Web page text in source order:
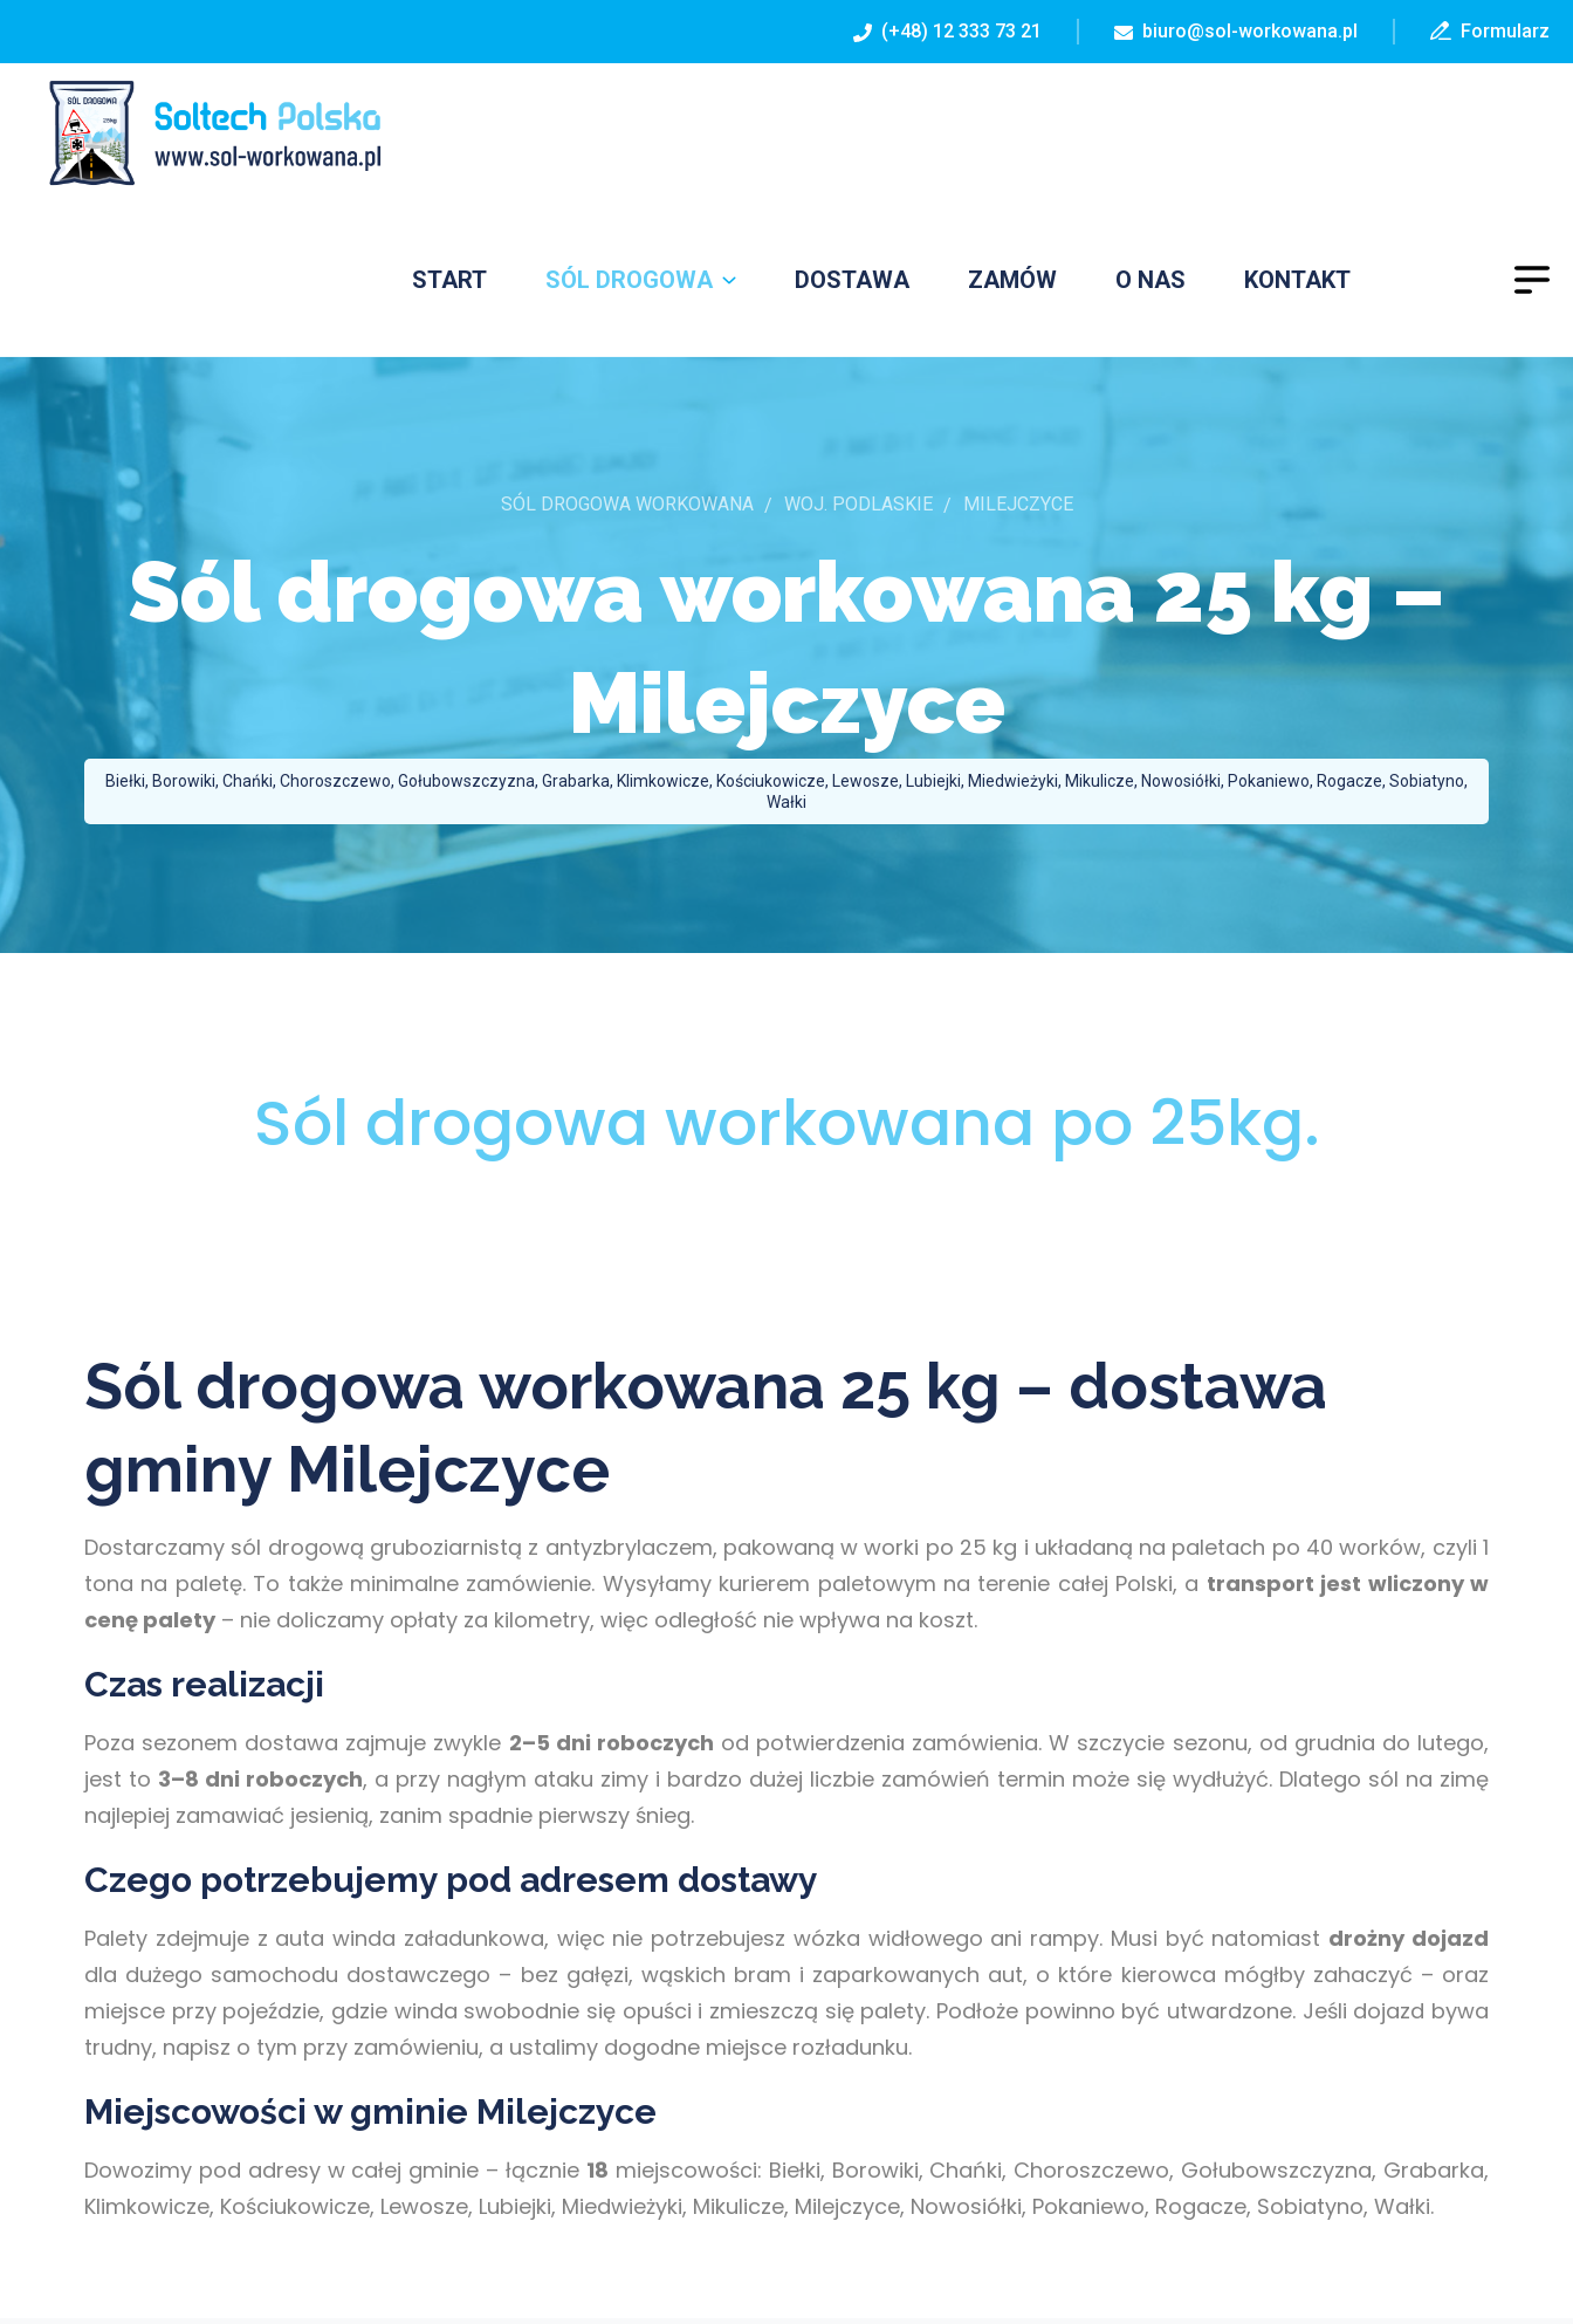
(+48) 12 333 73 21 biuro@sol-workowana.pl Formularz
START SÓL DROGOWA DOSTAWA ZAMÓW O NAS KONTAKT
SÓL DROGOWA WORKOWANA WOJ. PODLASKIE MILEJCZYCE
Sól drogowa workowana 25 kg –
Milejczyce
Biełki, Borowiki, Chańki, Choroszczewo, Gołubowszczyzna, Grabarka, Klimkowicze, Kościukowicze, Lewosze, Lubiejki, Miedwieżyki, Mikulicze, Nowosiółki, Pokaniewo, Rogacze, Sobiatyno,
Wałki
Sól drogowa workowana po 25kg.
Sól drogowa workowana 25 kg – dostawa
gminy Milejczyce
Dostarczamy sól drogową gruboziarnistą z antyzbrylaczem, pakowaną w worki po 25 kg i układaną na paletach po 40 worków, czyli 1
tona na paletę. To także minimalne zamówienie. Wysyłamy kurierem paletowym na terenie całej Polski, a transport jest wliczony w
cenę palety – nie doliczamy opłaty za kilometry, więc odległość nie wpływa na koszt.
Czas realizacji
Poza sezonem dostawa zajmuje zwykle 2–5 dni roboczych od potwierdzenia zamówienia. W szczycie sezonu, od grudnia do lutego,
jest to 3–8 dni roboczych, a przy nagłym ataku zimy i bardzo dużej liczbie zamówień termin może się wydłużyć. Dlatego sól na zimę
najlepiej zamawiać jesienią, zanim spadnie pierwszy śnieg.
Czego potrzebujemy pod adresem dostawy
Palety zdejmuje z auta winda załadunkowa, więc nie potrzebujesz wózka widłowego ani rampy. Musi być natomiast drożny dojazd
dla dużego samochodu dostawczego – bez gałęzi, wąskich bram i zaparkowanych aut, o które kierowca mógłby zahaczyć – oraz
miejsce przy pojeździe, gdzie winda swobodnie się opuści i zmieszczą się palety. Podłoże powinno być utwardzone. Jeśli dojazd bywa
trudny, napisz o tym przy zamówieniu, a ustalimy dogodne miejsce rozładunku.
Miejscowości w gminie Milejczyce
Dowozimy pod adresy w całej gminie – łącznie 18 miejscowości: Biełki, Borowiki, Chańki, Choroszczewo, Gołubowszczyzna, Grabarka,
Klimkowicze, Kościukowicze, Lewosze, Lubiejki, Miedwieżyki, Mikulicze, Milejczyce, Nowosiółki, Pokaniewo, Rogacze, Sobiatyno, Wałki.